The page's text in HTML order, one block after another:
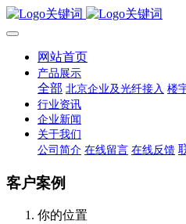
网站首页
产品展示
全部 北京企业及光纤接入 楼
行业资讯
企业新闻
关于我们
公司简介 在线留言 在线反馈
客户案例
你的位置